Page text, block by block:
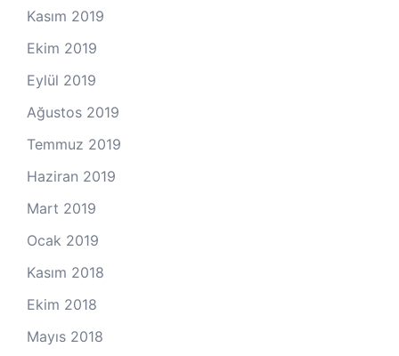
Kasım 2019
Ekim 2019
Eylül 2019
Ağustos 2019
Temmuz 2019
Haziran 2019
Mart 2019
Ocak 2019
Kasım 2018
Ekim 2018
Mayıs 2018